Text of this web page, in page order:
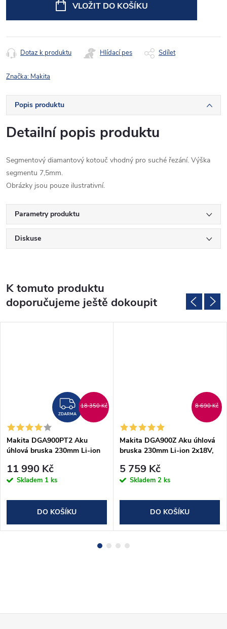
VLOŽIT DO KOŠÍKU
Dotaz k produktu Hlídací pes Sdílet
Značka: Makita
Popis produktu
Detailní popis produktu
Segmentový diamantový kotouč vhodný pro suché řezání. Výška
segmentu 7,5mm.
Obrázky jsou pouze ilustrativní.
Parametry produktu
Diskuse
K tomuto produktu
doporučujeme ještě dokoupit
ZDARMA
ZDARMA
18 350 Kč
Makita DGA900PT2 Aku
úhlová bruska 230mm Li-ion
11 990 Kč
Skladem 1 ks
DO KOŠÍKU
8 690 Kč
Makita DGA900Z Aku úhlová
bruska 230mm Li-ion 2x18V,
5 759 Kč
Skladem 2 ks
DO KOŠÍKU